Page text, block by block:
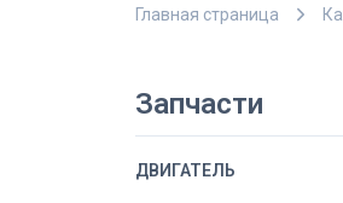
Главная страница
Запчасти
ДВИГАТЕЛЬ